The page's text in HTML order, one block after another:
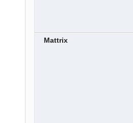
Mattrix